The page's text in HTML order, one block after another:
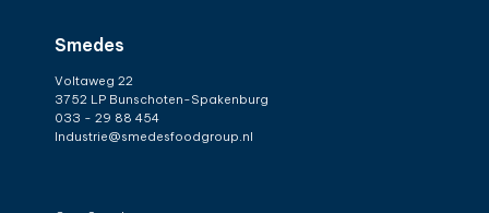
Smedes
Voltaweg 22
3752 LP Bunschoten-Spakenburg
033 - 29 88 454
Industrie@smedesfoodgroup.nl